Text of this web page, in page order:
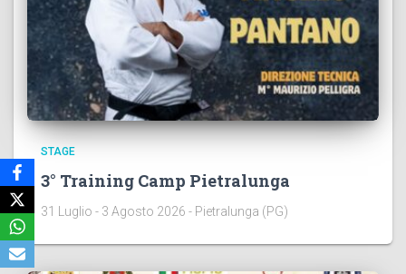
STAGE
3° Training Camp Pietralunga
31 Luglio - 3 Agosto 2026 - Pietralunga (PG)